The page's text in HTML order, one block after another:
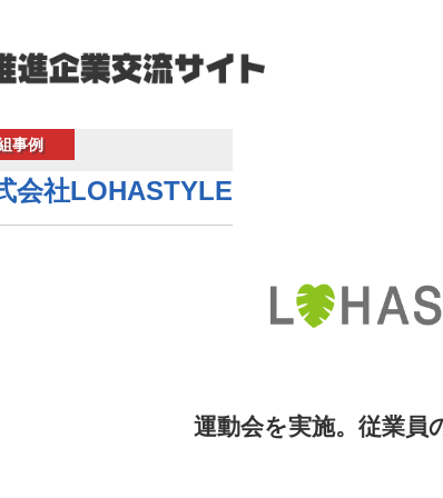
事例
会社LOHASTYLE
運動会を実施。従業員